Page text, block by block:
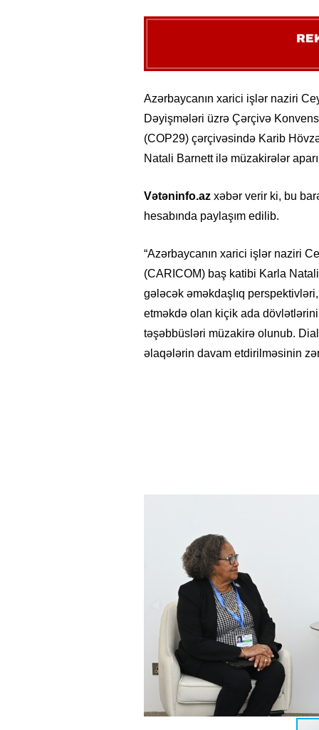
Azərbaycanın xarici işlər naziri
Dəyişmələri üzrə Çərçivə
(COP29) çərçivəsində Karib
Natali Barnett ilə müzakirələr
Vətəninfo.az xəbər verir ki, bu
hesabında paylaşım edilib.
“Azərbaycanın xarici işlər naziri
(CARICOM) baş katibi Karla
gələcək əməkdaşlıq
etməkdə olan kiçik ada
təşəbbüsləri müzakirə olunub.
əlaqələrin davam etdirilməsinin